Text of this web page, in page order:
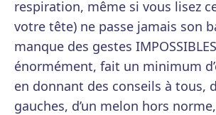
respiration, même si vous lisez
votre tête) ne passe jamais son
manque des gestes
énormément, fait un minimum
en donnant des conseils à tous,
gauches, d’un melon hors norme,